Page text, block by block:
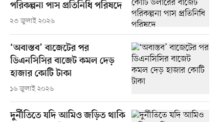
পরিকল্পনা পাস প্রতিনিধি পরিষদে
২৩ জুলাই ২০২৬
‘অবাস্তব’ বাজেটের পর
ডিএনসিসির বাজেট কমল দেড়
হাজার কোটি টাকা
১৬ জুলাই ২০২৬
দুর্নীতিতে যদি আমিও জড়িত থাকি